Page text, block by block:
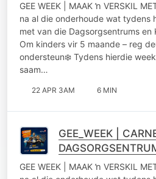
GEE WEEK | MAAK ŉ VERSKIL
na al die onderhoude wat tydens
met van die Dagsorgsentrums en
Om kinders vir 5 maande – reg
ondersteun❄️ Tydens hierdie
saam…
22 APR 3AM 6 MIN
GEE_WEEK |
GEE WEEK | MAAK ŉ VERSKIL